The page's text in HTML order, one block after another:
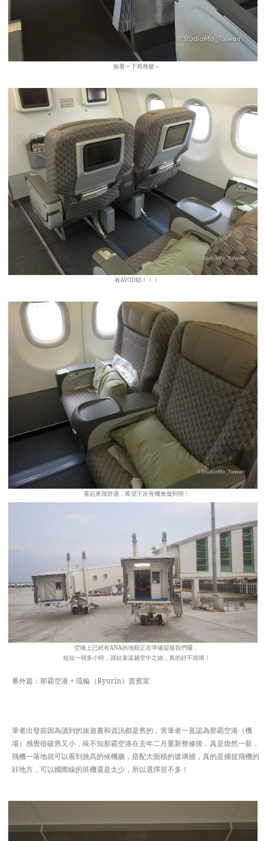
偷看一下商務艙～
有AVOD耶！！！
看起來很舒適，希望下次有機會做到唷！
空橋上已經有ANA的地勤正在準備迎接我們囉，
短短一個多小時，就結束這趟空中之旅，真的好不捨唷！
番外篇：那霸空港 + 琉輪（Ryurin）貴賓室
筆者出發前因為讀到的旅遊書和資訊都是舊的，害筆者一直認為那霸空港（機
場）感覺很破舊又小，殊不知那霸空港在去年二月重新整修後，真是煥然一新，
飛機一落地就可以看到挑高的候機廳，搭配大面積的玻璃牆，真的是捕捉飛機的
好地方，可以國際線的班機還是太少，所以選擇並不多！